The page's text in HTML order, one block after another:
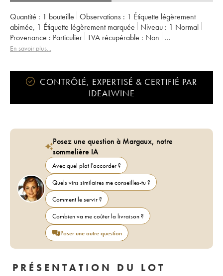
Quantité : 1 bouteille Observations : 1 Étiquette légèrement
abimée, 1 Étiquette légèrement marquée Niveau : 1 Normal
Provenance : particulier TVA récupérable :
non
Région :
Bourgogne
En savoir plus...
CONTRÔLÉ, EXPERTISÉ & CERTIFIÉ PAR
IDEALWINE
Posez une question à Margaux, notre
sommelière IA
Avec quel plat l'accorder ?
Quels vins similaires me conseilles-tu ?
Comment le servir ?
Combien va me coûter la livraison ?
Poser une autre question
PRÉSENTATION DU LOT